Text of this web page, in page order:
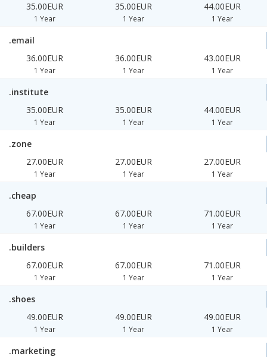
35.00EUR
1 Year
35.00EUR
1 Year
44.00EUR
1 Year
.email
36.00EUR
1 Year
36.00EUR
1 Year
43.00EUR
1 Year
.institute
35.00EUR
1 Year
35.00EUR
1 Year
44.00EUR
1 Year
.zone
27.00EUR
1 Year
27.00EUR
1 Year
27.00EUR
1 Year
.cheap
67.00EUR
1 Year
67.00EUR
1 Year
71.00EUR
1 Year
.builders
67.00EUR
1 Year
67.00EUR
1 Year
71.00EUR
1 Year
.shoes
49.00EUR
1 Year
49.00EUR
1 Year
49.00EUR
1 Year
.marketing